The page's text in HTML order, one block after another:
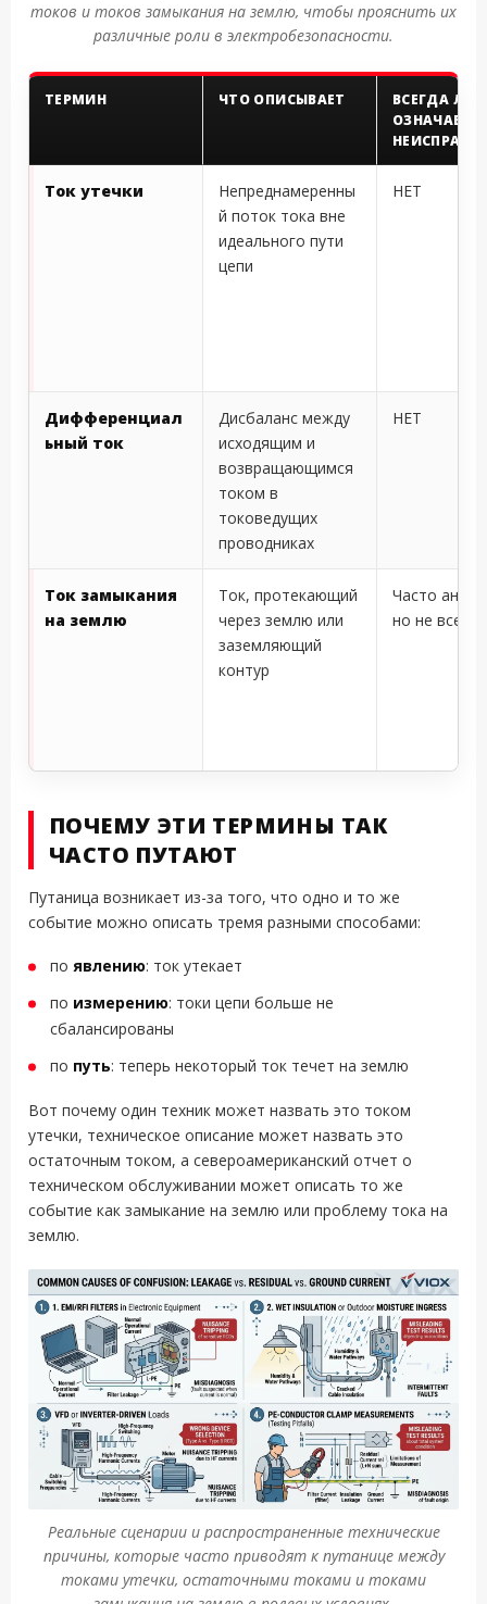
токов и токов замыкания на землю, чтобы прояснить их
различные роли в электробезопасности.
ТЕРМИН ЧТО ОПИСЫВАЕТ
ВСЕГДА ЛИ
ОЗНАЧАЕТ
Ток утечки
Непреднамеренны
й поток тока вне
идеального пути
цепи
НЕТ
Дифференциал
ьный ток
Дисбаланс между
исходящим и
возвращающимся
током в
токоведущих
проводниках
НЕТ
Ток замыкания
на землю
Ток, протекающий
через землю или
заземляющий
контур
Часто
но не всегда
ПОЧЕМУ ЭТИ ТЕРМИНЫ ТАК
ЧАСТО ПУТАЮТ
Путаница возникает из-за того, что одно и то же
событие можно описать тремя разными способами:
по явлению: ток утекает
по измерению: токи цепи больше не
сбалансированы
по путь: теперь некоторый ток течет на землю
Вот почему один техник может назвать это током
утечки, техническое описание может назвать это
остаточным током, а североамериканский отчет о
техническом обслуживании может описать то же
событие как замыкание на землю или проблему тока на
землю.
Реальные сценарии и распространенные технические
причины, которые часто приводят к путанице между
токами утечки, остаточными токами и токами